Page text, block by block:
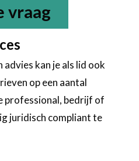
vraag
kan je als lid ook
op een aantal
professional, bedrijf of
juridisch compliant te